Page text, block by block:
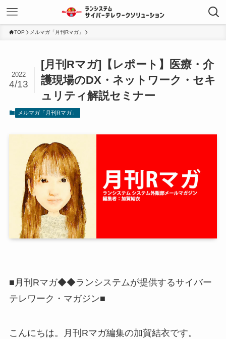
TOP メルマガ「月刊Rマガ」
[月刊Rマガ]【レポート】医療・介
護現場のDX・ネットワーク・セキ
ュリティ解説セミナー
2022
4/13
メルマガ「月刊Rマガ」
■月刊Rマガ◆◆ランシステムが提供するサイバー
テレワーク・マガジン■
こんにちは。月刊Rマガ編集の加賀結衣です。